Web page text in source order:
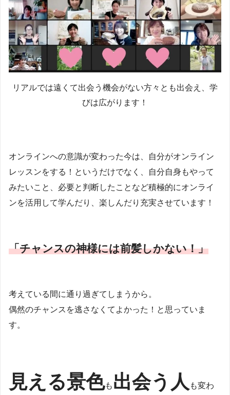
リアルでは遠くて出会う機会がない方々とも出会え、学
びは広がります！
オンラインへの意識が変わった今は、自分がオンライン
レッスンをする！というだけでなく、自分自身もやって
みたいこと、必要と判断したことなど積極的にオンライ
ンを活用して学んだり、楽しんだり充実させています！
「チャンスの神様には前髪しかない！」
考えている間に通り過ぎてしまうから。
偶然のチャンスを逃さなくてよかった！と思っていま
す。
見える景色も 出会う人 も変わ